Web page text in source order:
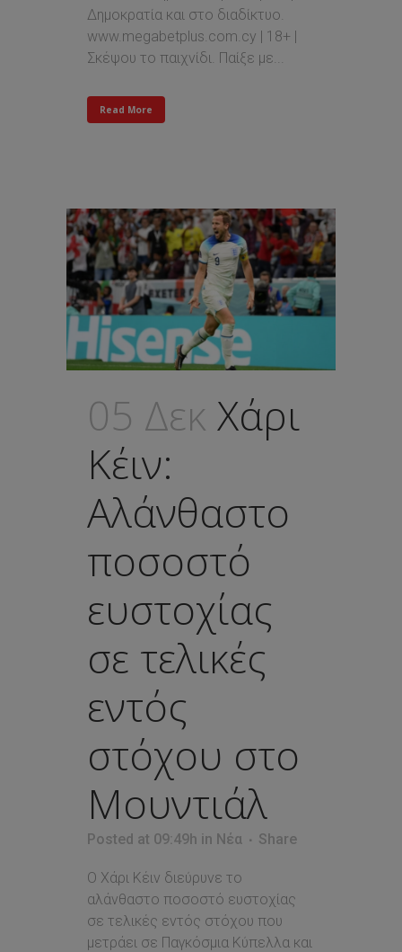
Δημοκρατία και στο διαδίκτυο.
www.megabetplus.com.cy | 18+ |
Σκέψου το παιχνίδι. Παίξε με...
Read More
05 Δεκ Χάρι
Κέιν:
Αλάνθαστο
ποσοστό
ευστοχίας
σε τελικές
εντός
στόχου στο
Μουντιάλ
Posted at 09:49h in Νέα Share
Ο Χάρι Κέιν διεύρυνε το
αλάνθαστο ποσοστό ευστοχίας
σε τελικές εντός στόχου που
μετράει σε Παγκόσμια Κύπελλα και